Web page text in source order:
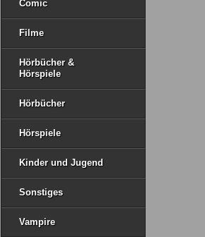
Comic
Filme
Hörbücher &
Hörspiele
Hörbücher
Hörspiele
Kinder und Jugend
Sonstiges
Vampire